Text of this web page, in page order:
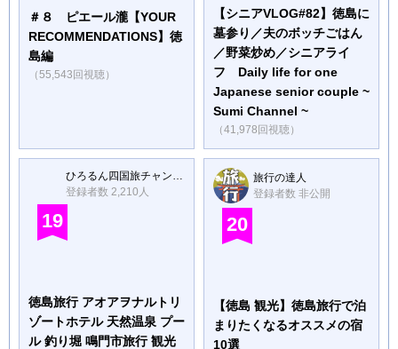
＃８ ピエール瀧【YOUR
RECOMMENDATIONS】徳
島編
（55,543回視聴）
【シニアVLOG#82】徳島に
墓参り／夫のボッチごはん
／野菜炒め／シニアライ
フ Daily life for one
Japanese senior couple ~
Sumi Channel ~
（41,978回視聴）
ひろるん四国旅チャンネル
登録者数 2,210人
19
徳島旅行 アオアヲナルトリ
ゾートホテル 天然温泉 プー
ル 釣り堀 鳴門市旅行 観光
旅行の達人
登録者数 非公開
20
【徳島 観光】徳島旅行で泊
まりたくなるオススメの宿
10選